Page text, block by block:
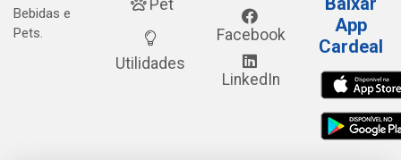
Bebidas e
Pets.
Pet
Utilidades
Facebook
LinkedIn
App
Cardeal